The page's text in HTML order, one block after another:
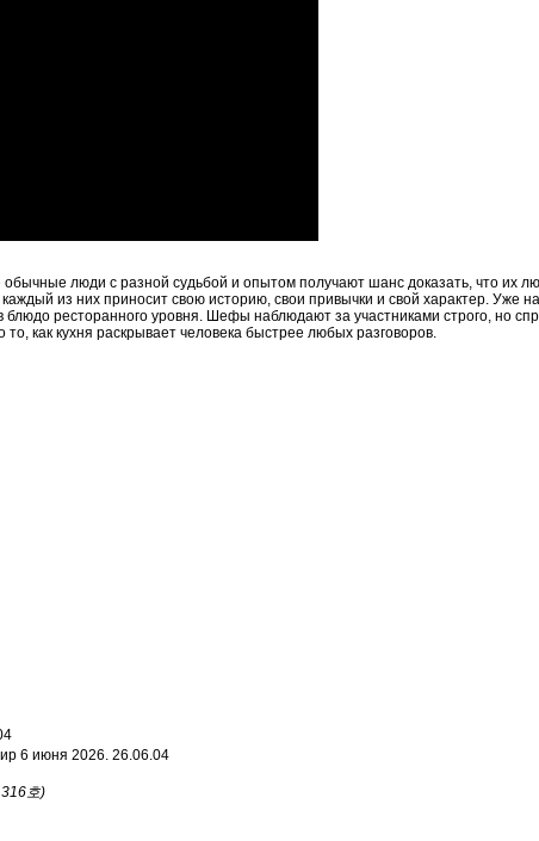
люди с разной судьбой и опытом получают шанс доказать, что их
из них приносит свою историю, свои привычки и свой характер. Уже
ресторанного уровня. Шефы наблюдают за участниками строго, но
как кухня раскрывает человека быстрее любых разговоров.
6 июня 2026. 26.06.04
호)